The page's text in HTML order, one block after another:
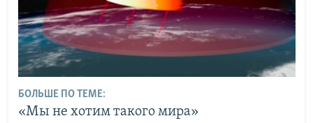
БОЛЬШЕ ПО ТЕМЕ:
«Мы не хотим такого мира»